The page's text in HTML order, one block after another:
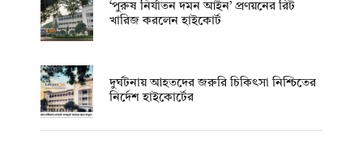
‘পুরুষ নির্যাতন দমন আইন’ প্রণয়নের রিট
খারিজ করলেন হাইকোর্ট
দুর্ঘটনায় আহতদের জরুরি চিকিৎসা নিশ্চিতের
নির্দেশ হাইকোর্টের